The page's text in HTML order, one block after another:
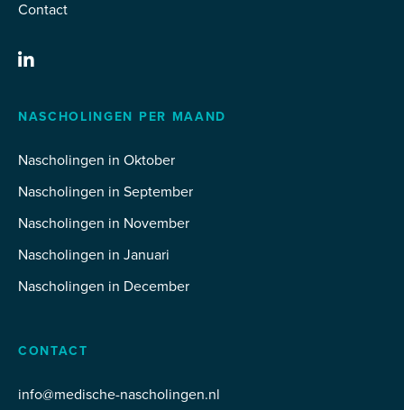
Contact
NASCHOLINGEN PER MAAND
Nascholingen in Oktober
Nascholingen in September
Nascholingen in November
Nascholingen in Januari
Nascholingen in December
CONTACT
info@medische-nascholingen.nl